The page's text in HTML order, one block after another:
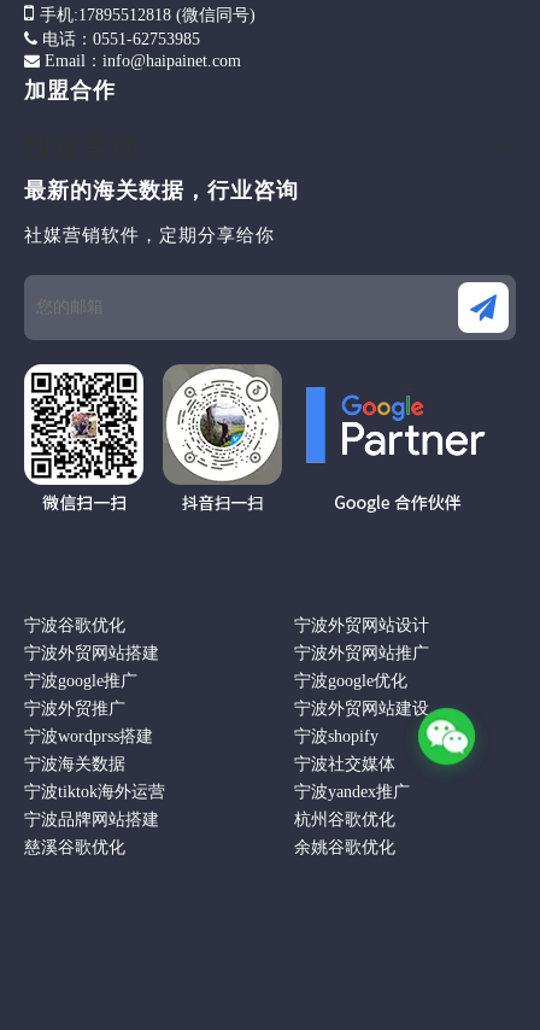
 手机 :17895512818 (微信同号)
 电话：0551-62753985
 Email：info@haipainet.com
加盟合作
最新的海关数据，行业咨询
社媒营销软件，定期分享给你
宁波谷歌优化
宁波外贸网站设计
宁波外贸网站搭建
宁波外贸网站推广
宁波google推广
宁波google优化
宁波外贸推广
宁波外贸网站建设
宁波wordprss搭建
宁波shopify
宁波海关数据
宁波社交媒体
宁波tiktok海外运营
宁波yandex推广
宁波品牌网站搭建
杭州谷歌优化
慈溪谷歌优化
余姚谷歌优化